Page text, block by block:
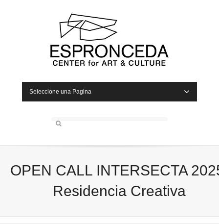
Seleccione una Pagina
OPEN CALL INTERSECTA
Residencia Creativa